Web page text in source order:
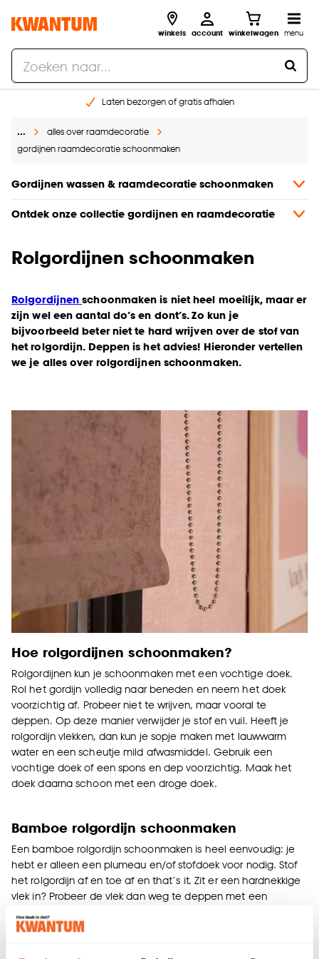
winkels account winkelwagen menu
Laten bezorgen of gratis afhalen
Gratis raam advies en opmeten aan huis
€ 5,- korting op je volgende bestelling
…
alles over raamdecoratie
gordijnen raamdecoratie schoonmaken
Gordijnen wassen & raamdecoratie schoonmaken
Ontdek onze collectie gordijnen en raamdecoratie
Rolgordijnen schoonmaken
Rolgordijnenschoonmaken is niet heel moeilijk, maar er
zijn wel een aantal do’s en dont’s. Zo kun je
bijvoorbeeld beter niet te hard wrijven over de stof van
het rolgordijn. Deppen is het advies! Hieronder vertellen
we je alles over rolgordijnen schoonmaken.
Hoe rolgordijnen schoonmaken?
Rolgordijnen kun je schoonmaken met een vochtige doek.
Rol het gordijn volledig naar beneden en neem het doek
voorzichtig af. Probeer niet te wrijven, maar vooral te
deppen. Op deze manier verwijder je stof en vuil. Heeft je
rolgordijn vlekken, dan kun je sopje maken met lauwwarm
water en een scheutje mild afwasmiddel. Gebruik een
vochtige doek of een spons en dep voorzichtig. Maak het
doek daarna schoon met een droge doek.
Bamboe rolgordijn schoonmaken
Een bamboe rolgordijn schoonmaken is heel eenvoudig: je
hebt er alleen een plumeau en/of stofdoek voor nodig. Stof
het rolgordijn af en toe af en that’s it. Zit er een hardnekkige
vlek in? Probeer de vlek dan weg te deppen met een
bamboe krom trekken.
Linnen rolgordijn schoonmaken